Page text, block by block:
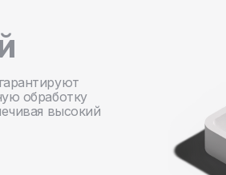
обработку
высокий